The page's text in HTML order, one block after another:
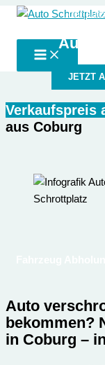
Zum
springen
der
JETZT
Verkaufspreis
aus Coburg
Auto
bekommen?
in Coburg –